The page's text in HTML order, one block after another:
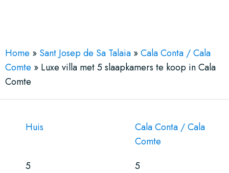
Home » Sant Josep de Sa Talaia »Cala Conta / Cala
Comte » Luxe villa met 5 slaapkamers te koop in Cala
Comte
Huis
Cala Conta / Cala
Comte
5
5